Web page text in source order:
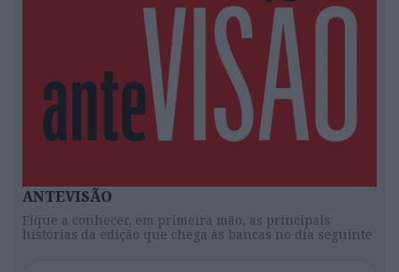
ANTEVISÃO
Fique a conhecer, em primeira mão, as principais
histórias da edição que chega às bancas no dia seguinte